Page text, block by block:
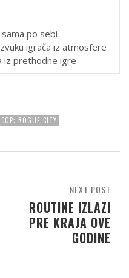
po sebi
igrača iz atmosfere
iz prethodne igre
ROGUE CITY
NEXT POST
ROUTINE IZLAZI
PRE KRAJA OVE
GODINE